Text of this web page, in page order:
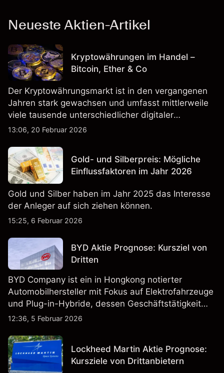
Neueste Aktien-Artikel
Kryptowährungen im Handel –
Bitcoin, Ether & Co
Der Kryptowährungsmarkt ist in den vergangenen
Jahren stark gewachsen und umfasst mittlerweile
viele tausende unterschiedlicher digitaler
Währungen.
13:06, 20 Februar 2026
Gold- und Silberpreis: Mögliche
Einflussfaktoren im Jahr 2026
Gold und Silber haben im Jahr 2025 das Interesse
der Anleger auf sich ziehen können.
15:25, 6 Februar 2026
BYD Aktie Prognose: Kursziel von
Dritten
BYD Company ist ein in Hongkong notierter
Automobilhersteller mit Fokus auf Elektrofahrzeuge
und Plug-in-Hybride, dessen Geschäftstätigkeit
Fahrzeugproduktion, Batterien und verwandte
Märkten umfasst.
12:36, 5 Februar 2026
Lockheed Martin Aktie Prognose:
Kursziele von Drittanbietern